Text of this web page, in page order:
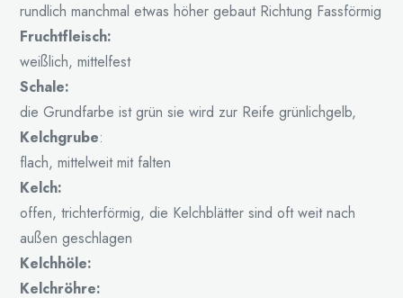
rundlich manchmal etwas höher gebaut Richtung Fassförmig
Fruchtfleisch:
weißlich, mittelfest
Schale:
die Grundfarbe ist grün sie wird zur Reife grünlichgelb,
Kelchgrube:
flach, mittelweit mit falten
Kelch:
offen, trichterförmig, die Kelchblätter sind oft weit nach
außen geschlagen
Kelchhöle:
Kelchröhre: